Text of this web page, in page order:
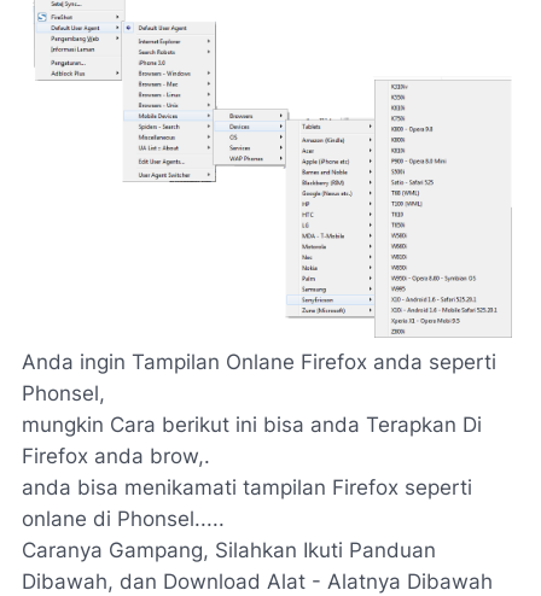
Anda ingin Tampilan Onlane Firefox anda seperti
Phonsel,
mungkin Cara berikut ini bisa anda Terapkan Di
Firefox anda brow,.
anda bisa menikamati tampilan Firefox seperti
onlane di Phonsel.....
Caranya Gampang, Silahkan Ikuti Panduan
Dibawah, dan Download Alat - Alatnya Dibawah